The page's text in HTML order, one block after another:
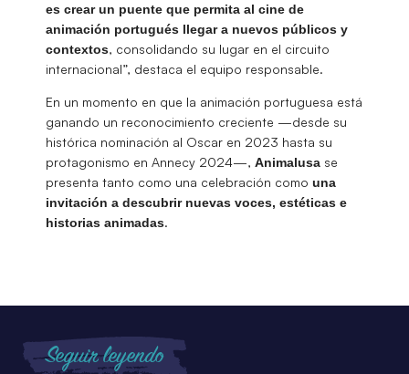
es crear un puente que permita al cine de
animación portugués llegar a nuevos públicos y
contextos, consolidando su lugar en el circuito
internacional”, destaca el equipo responsable.
En un momento en que la animación portuguesa está
ganando un reconocimiento creciente —desde su
histórica nominación al Oscar en 2023 hasta su
protagonismo en Annecy 2024—, Animalusa se
presenta tanto como una celebración como una
invitación a descubrir nuevas voces, estéticas e
historias animadas.
Seguir leyendo